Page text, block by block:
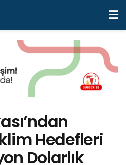
Hedefleri
Dolarlık